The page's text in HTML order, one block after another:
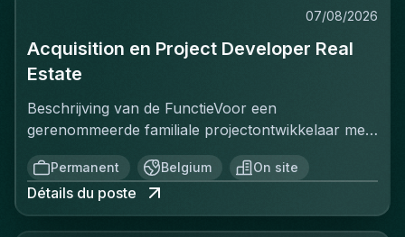
07/08/2026
Acquisition en Project Developer Real
Estate
Beschrijving van de FunctieVoor een
gerenommeerde familiale projectontwikkelaar met
een sterke positie op de Belgische vastgoedmarkt,
zoekt een ervaren Projectontwikkelaar die
onmiddellijk impact kan maken. In deze rol ben je
verantwoordelijk voor het identificeren, acquisitie
Permanent Belgium On site
Détails du poste